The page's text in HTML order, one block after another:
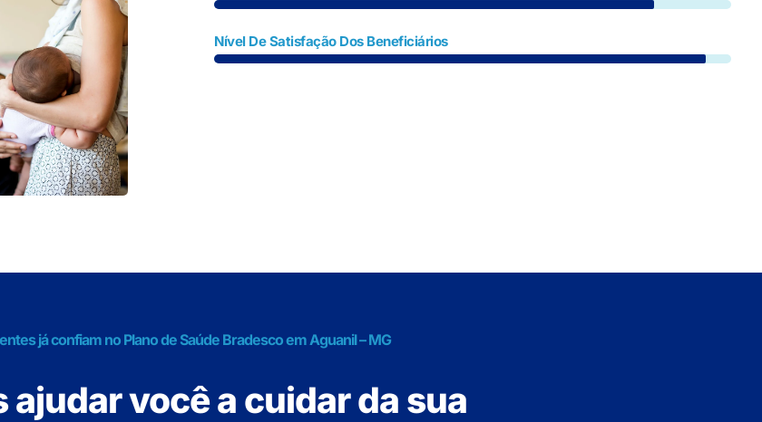
Nível De Satisfação Dos Beneficiários
já confiam no Plano de Saúde Bradesco em Aguanil – MG
ajudar você a cuidar da sua